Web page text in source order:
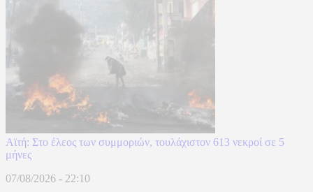
Αϊτή: Στο έλεος των συμμοριών, τουλάχιστον 613 νεκροί σε 5
μήνες
07/08/2026 - 22:10